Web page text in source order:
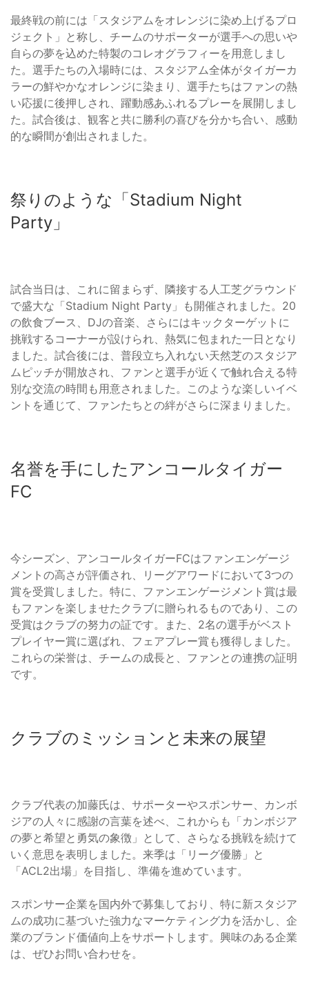
最終戦の前には「スタジアムをオレンジに染め上げるプロ
ジェクト」と称し、チームのサポーターが選手への思いや
自らの夢を込めた特製のコレオグラフィーを用意しまし
た。選手たちの入場時には、スタジアム全体がタイガーカ
ラーの鮮やかなオレンジに染まり、選手たちはファンの熱
い応援に後押しされ、躍動感あふれるプレーを展開しまし
た。試合後は、観客と共に勝利の喜びを分かち合い、感動
的な瞬間が創出されました。
祭りのような「Stadium Night
Party」
試合当日は、これに留まらず、隣接する人工芝グラウンド
で盛大な「Stadium Night Party」も開催されました。20
の飲食ブース、DJの音楽、さらにはキックターゲットに
挑戦するコーナーが設けられ、熱気に包まれた一日となり
ました。試合後には、普段立ち入れない天然芝のスタジア
ムピッチが開放され、ファンと選手が近くで触れ合える特
別な交流の時間も用意されました。このような楽しいイベ
ントを通じて、ファンたちとの絆がさらに深まりました。
名誉を手にしたアンコールタイガー
FC
今シーズン、アンコールタイガーFCはファンエンゲージ
メントの高さが評価され、リーグアワードにおいて3つの
賞を受賞しました。特に、ファンエンゲージメント賞は最
もファンを楽しませたクラブに贈られるものであり、この
受賞はクラブの努力の証です。また、2名の選手がベスト
プレイヤー賞に選ばれ、フェアプレー賞も獲得しました。
これらの栄誉は、チームの成長と、ファンとの連携の証明
です。
クラブのミッションと未来の展望
クラブ代表の加藤氏は、サポーターやスポンサー、カンボ
ジアの人々に感謝の言葉を述べ、これからも「カンボジア
の夢と希望と勇気の象徴」として、さらなる挑戦を続けて
いく意思を表明しました。来季は「リーグ優勝」と
「ACL2出場」を目指し、準備を進めています。
スポンサー企業を国内外で募集しており、特に新スタジア
ムの成功に基づいた強力なマーケティング力を活かし、企
業のブランド価値向上をサポートします。興味のある企業
は、ぜひお問い合わせを。